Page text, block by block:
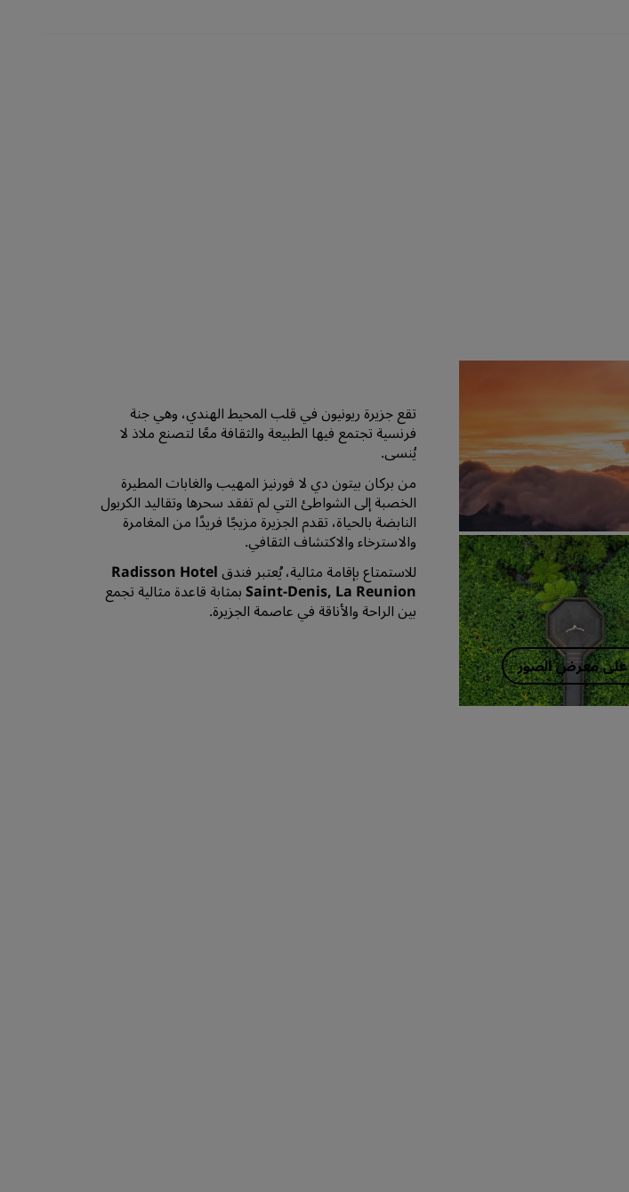
على معرض الصور
تقع جزيرة ريونيون في قلب المحيط الهندي، وهي جنة
فرنسية تجتمع فيها الطبيعة والثقافة معًا لتصنع ملاذ لا
يُنسى.
من بركان بيتون دي لا فورنيز المهيب والغابات المطيرة
الخصبة إلى الشواطئ التي لم تفقد سحرها وتقاليد الكريول
النابضة بالحياة، تقدم الجزيرة مزيجًا فريدًا من المغامرة
والاسترخاء والاكتشاف الثقافي.
للاستمتاع بإقامة مثالية، يُعتبر فندق Radisson Hotel
Saint-Denis, La Reunion بمثابة قاعدة مثالية تجمع
بين الراحة والأناقة في عاصمة الجزيرة.